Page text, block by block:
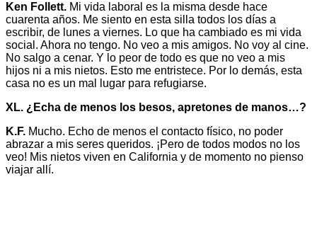
Ken Follett. Mi vida laboral es la misma desde hace
cuarenta años. Me siento en esta silla todos los días a
escribir, de lunes a viernes. Lo que ha cambiado es mi vida
social. Ahora no tengo. No veo a mis amigos. No voy al cine.
No salgo a cenar. Y lo peor de todo es que no veo a mis
hijos ni a mis nietos. Esto me entristece. Por lo demás, esta
casa no es un mal lugar para refugiarse.
XL. ¿Echa de menos los besos, apretones de manos…?
K.F. Mucho. Echo de menos el contacto físico, no poder
abrazar a mis seres queridos. ¡Pero de todos modos no los
veo! Mis nietos viven en California y de momento no pienso
viajar allí.